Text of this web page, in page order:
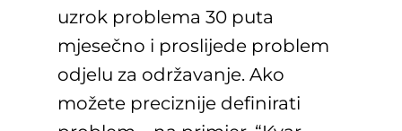
uzrok problema 30 puta
mjesečno i proslijede problem
odjelu za održavanje. Ako
možete preciznije definirati